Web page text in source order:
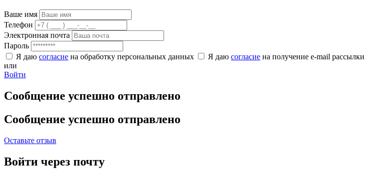
Ваше имя
Телефон
Электронная почта
Пароль
Я даю согласие на обработку персональных данных Я даю согласие на получение e-mail рассылки
или
Войти
Сообщение успешно отправлено
Сообщение успешно отправлено
Оставьте отзыв
Войти через почту